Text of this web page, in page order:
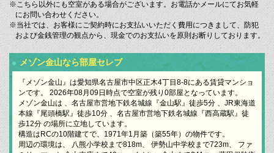
※こちら以外にも空室がある場合がございます。お電話かメールにてお気軽
にお問い合わせください。
※当社では、お客様にご契約時にお支払いいただく費用につきまして、防犯
および金銭管理の観点から、現金でのお支払いを原則お断りしております。
メゾン金山なら部屋セレブ
『メゾン金山』は愛知県名古屋市中区正木4丁目8-8にある賃貸マンショ
ンです。 2026年08月09日時点で空室が残り0部屋となっています。
メゾン金山は 、名古屋市営地下鉄名城線『金山駅』徒歩5分 、JR東海道
本線『尾頭橋駅』徒歩10分 、名古屋市営地下鉄名城線『西高蔵駅』徒
歩12分 の場所に立地しています。
構造はRCの10階建てで、1971年1月築（築55年）の物件です。
周辺の環境は、 八熊小学校まで818m、 伊勢山中学校まで723m、 ファ